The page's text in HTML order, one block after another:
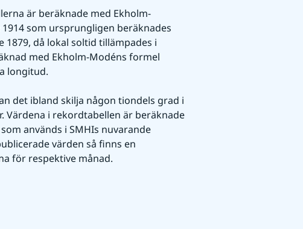
är beräknade med Ekholm-
som ursprungligen beräknades
1879, då lokal soltid tillämpades i
med Ekholm-Modéns formel
longitud.
det ibland skilja någon tiondels grad i
Värdena i rekordtabellen är beräknade
används i SMHIs nuvarande
värden så finns en
för respektive månad.